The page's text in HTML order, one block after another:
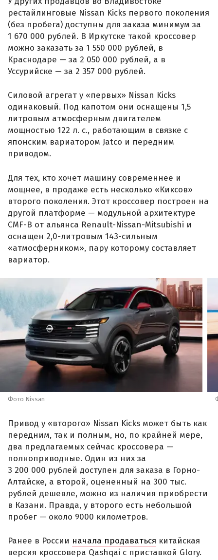
рестайлинговые Nissan Kicks первого поколения
(без пробега) доступны для заказа минимум за
1 670 000 рублей. В Иркутске такой кроссовер
можно заказать за 1 550 000 рублей, в
Краснодаре — за 2 050 000 рублей, а в
Уссурийске — за 2 357 000 рублей.
Силовой агрегат у «первых» Nissan Kicks
одинаковый. Под капотом они оснащены 1,5
литровым атмосферным двигателем
мощностью 122 л. с., работающим в связке с
японским вариатором Jatco и передним
приводом.
Для тех, кто хочет машину современнее и
мощнее, в продаже есть несколько «Киксов»
второго поколения. Этот кроссовер построен на
другой платформе — модульной архитектуре
CMF-B от альянса Renault-Nissan-Mitsubishi и
оснащен 2,0-литровым 143-сильным
«атмосферником», пару которому составляет
вариатор.
Фото Nissan
Привод у «второго» Nissan Kicks может быть как
передним, так и полным, но, по крайней мере,
два предлагаемых сейчас кроссовера —
полноприводные. Один из них за
3 200 000 рублей доступен для заказа в Горно-
Алтайске, а второй, оцененный на 300 тыс.
рублей дешевле, можно из наличия приобрести
в Казани. Правда, у второго есть небольшой
пробег — около 9000 километров.
Ранее в России начала продаваться китайская
версия кроссовера Qashqai с приставкой Glory.